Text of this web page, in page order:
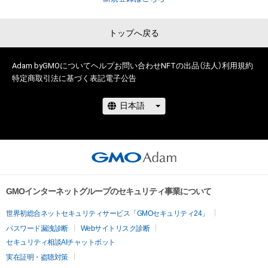
# 4262/5000トップへ戻る
Adam byGMOについてヘルプお問い合わせNFTの出品（法人）利用規約
特定商取引法に基づく表記電子公告
GMOインターネットグループのセキュリティ事業について
世界初総合ネットセキュリティサービス「GMOセキュリティ24」
パスワード漏洩診断
Webサイトリスク診断
セキュリティ相談AIチャットボット
実在証明・盗聴対策